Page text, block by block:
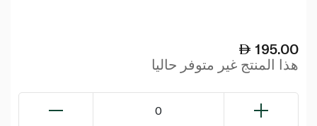
195.00
هذا المنتج غير متوفر حاليا
0